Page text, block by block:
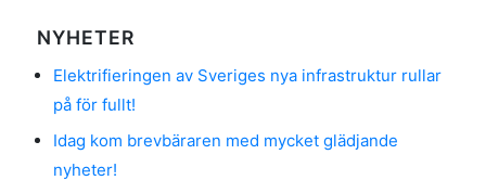
NYHETER
Elektrifieringen av Sveriges nya infrastruktur rullar
på för fullt!
Idag kom brevbäraren med mycket glädjande
nyheter!